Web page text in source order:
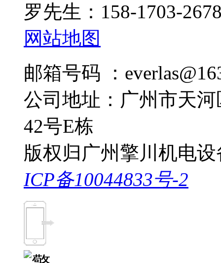
罗先生：158-1703-
网站地图
邮箱号码 ：
公司地址：广州市天
42号E栋
版权归广州擎川机电
ICP备10044833号-2